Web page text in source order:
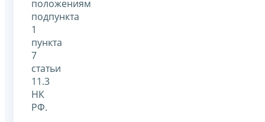
положениям
подпункта
1
пункта
7
статьи
11.3
НК
РФ.